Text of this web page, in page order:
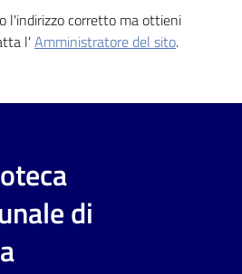
l'indirizzo corretto ma ottieni
l' Amministratore del sito.
di